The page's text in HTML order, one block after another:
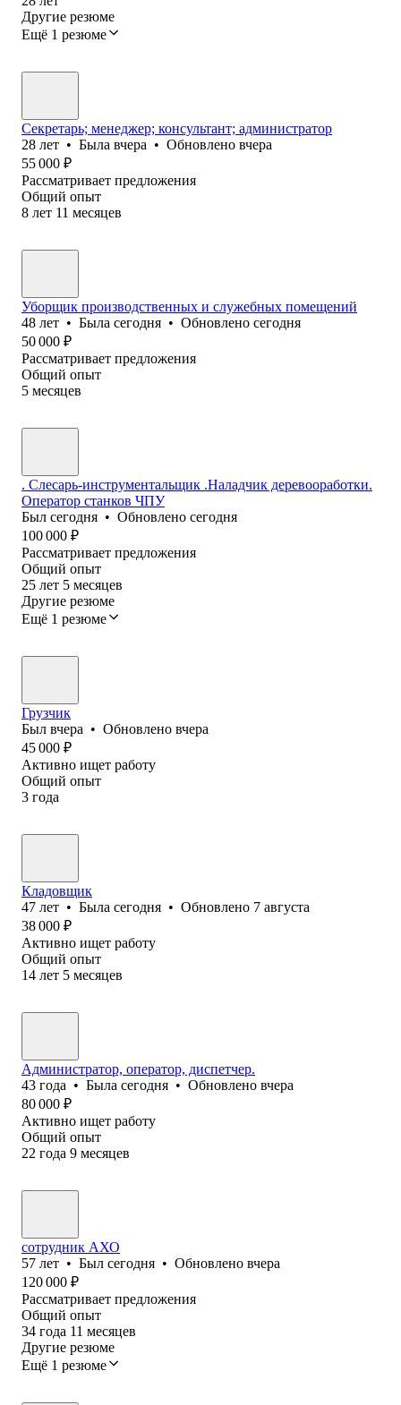
Другие резюме
Ещё 1 резюме
Секретарь; менеджер; консультант; администратор
28 лет • Была вчера • Обновлено вчера
55 000 ₽
Рассматривает предложения
Общий опыт
8 лет 11 месяцев
Уборщик производственных и служебных помещений
48 лет • Была сегодня • Обновлено сегодня
50 000 ₽
Рассматривает предложения
Общий опыт
5 месяцев
. Слесарь-инструментальщик .Наладчик деревооработки.
Оператор станков ЧПУ
Был сегодня • Обновлено сегодня
100 000 ₽
Рассматривает предложения
Общий опыт
25 лет 5 месяцев
Другие резюме
Ещё 1 резюме
Грузчик
Был вчера • Обновлено вчера
45 000 ₽
Активно ищет работу
Общий опыт
3 года
Кладовщик
47 лет • Была сегодня • Обновлено 7 августа
38 000 ₽
Активно ищет работу
Общий опыт
14 лет 5 месяцев
Администратор, оператор, диспетчер.
43 года • Была сегодня • Обновлено вчера
80 000 ₽
Активно ищет работу
Общий опыт
22 года 9 месяцев
сотрудник АХО
57 лет • Был сегодня • Обновлено вчера
120 000 ₽
Рассматривает предложения
Общий опыт
34 года 11 месяцев
Другие резюме
Ещё 1 резюме